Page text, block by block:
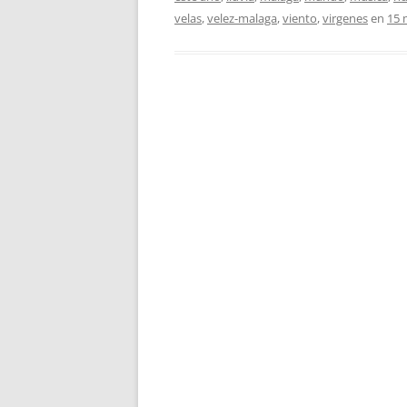
velas,velez-malaga,viento,virgenesen 15